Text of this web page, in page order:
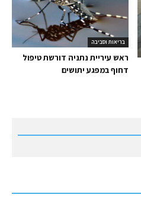
בריאות וסביבה
ראש עיריית נתניה דורשת טיפול
דחוף במפגע יתושים